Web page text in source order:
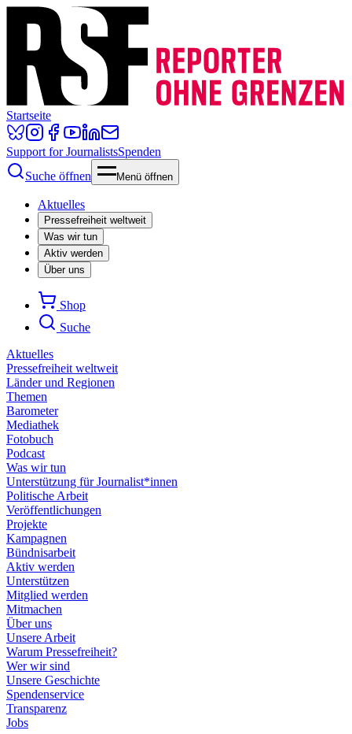
Startseite
Support for JournalistsSpenden
Suche öffnen
Menü öffnen
Aktuelles
Pressefreiheit weltweit
Was wir tun
Aktiv werden
Über uns
Shop
Suche
Aktuelles
Pressefreiheit weltweit
Länder und Regionen
Themen
Barometer
Mediathek
Fotobuch
Podcast
Was wir tun
Unterstützung für Journalist*innen
Politische Arbeit
Veröffentlichungen
Projekte
Kampagnen
Bündnisarbeit
Aktiv werden
Unterstützen
Mitglied werden
Mitmachen
Über uns
Unsere Arbeit
Warum Pressefreiheit?
Wer wir sind
Unsere Geschichte
Spendenservice
Transparenz
Jobs